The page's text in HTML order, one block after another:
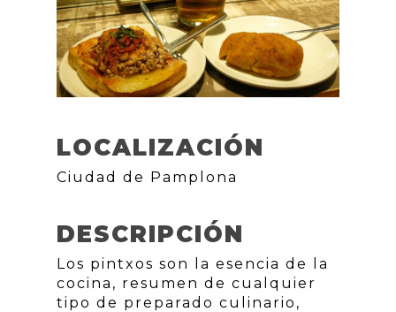
LOCALIZACIÓN
Ciudad de Pamplona
DESCRIPCIÓN
Los pintxos son la esencia de la
cocina, resumen de cualquier
tipo de preparado culinario,